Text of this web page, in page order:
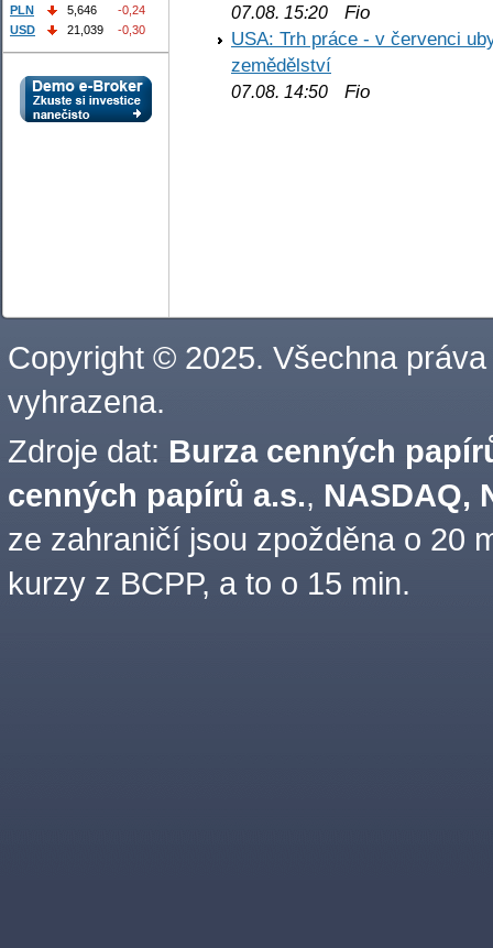
07.08. 15:20 Fio
USA: Trh práce - v červenci
zemědělství
07.08. 14:50 Fio
PLN
5,646
-0,24
USD
21,039 -0,30
Copyright © 2025. Všechna práva
vyhrazena.
Zdroje dat: Burza cenných
cenných papírů a.s., NASDAQ,
ze zahraničí jsou zpožděna o 20
kurzy z BCPP, a to o 15 min.